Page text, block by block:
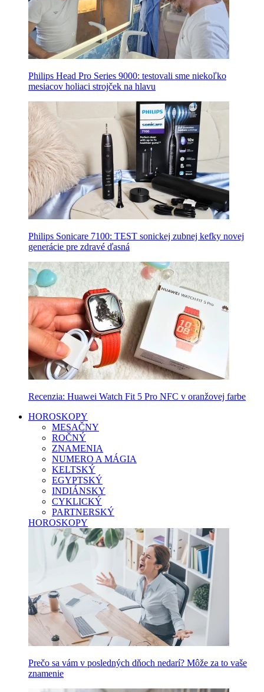
Philips Head Pro Series 9000: testovali sme niekoľko
mesiacov holiaci strojček na hlavu
Philips Sonicare 7100: TEST sonickej zubnej kefky novej
generácie pre zdravé ďasná
Recenzia: Huawei Watch Fit 5 Pro NFC v oranžovej farbe
HOROSKOPY
MESAČNY
ROČNÝ
ZNAMENIA
NUMERO A MÁGIA
KELTSKÝ
EGYPTSKÝ
INDIÁNSKY
CYKLICKÝ
PARTNERSKÝ
HOROSKOPY
Prečo sa vám v posledných dňoch nedarí? Môže za to vaše
znamenie